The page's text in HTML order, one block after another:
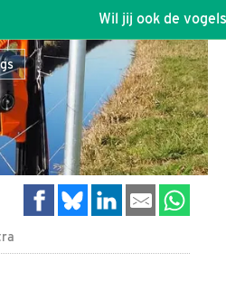
Wil jij ook de